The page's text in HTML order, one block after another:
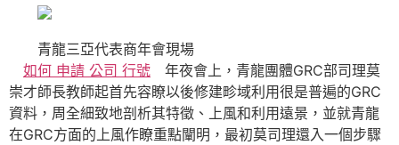
青龍三亞代表商年會現場
如何 申請 公司 行號 年夜會上，青龍團體GRC部司理莫
崇才師長教師起首先容瞭以後修建畛域利用很是普遍的GRC
資料，周全細致地剖析其特徵、上風和利用遠景，並就青龍
在GRC方面的上風作瞭重點闡明，最初莫司理還入一個步驟